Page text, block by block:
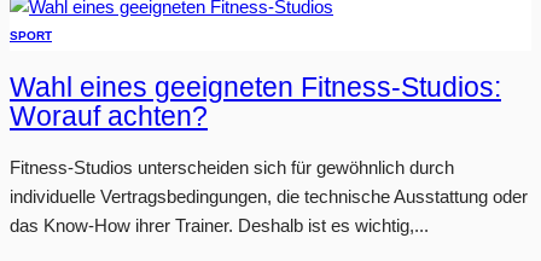
SPORT
Wahl eines geeigneten Fitness-Studios:
Worauf achten?
Fitness-Studios unterscheiden sich für gewöhnlich durch
individuelle Vertragsbedingungen, die technische Ausstattung oder
das Know-How ihrer Trainer. Deshalb ist es wichtig,...